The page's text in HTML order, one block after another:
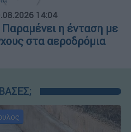
14:04
Παραμένει η ένταση με
στα αεροδρόμια